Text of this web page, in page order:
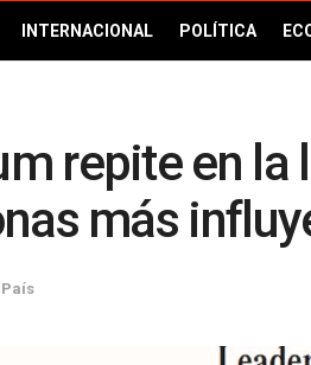
INTERNACIONAL POLÍTICA
repite en la
más
País